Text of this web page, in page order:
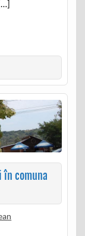
în comuna